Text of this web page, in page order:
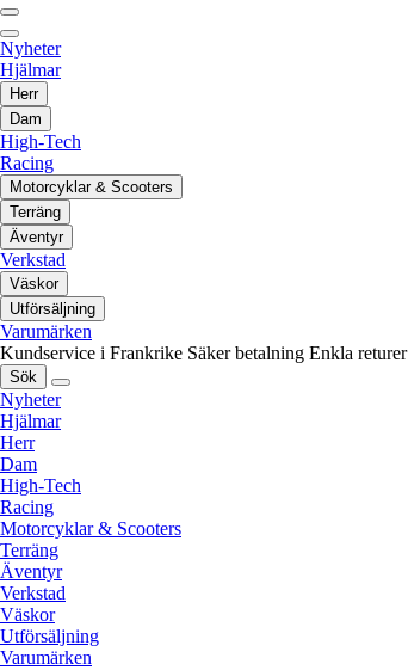
Nyheter
Hjälmar
Herr
Dam
High-Tech
Racing
Motorcyklar & Scooters
Terräng
Äventyr
Verkstad
Väskor
Utförsäljning
Varumärken
Kundservice i Frankrike Säker betalning Enkla returer
Sök
Nyheter
Hjälmar
Herr
Dam
High-Tech
Racing
Motorcyklar & Scooters
Terräng
Äventyr
Verkstad
Väskor
Utförsäljning
Varumärken